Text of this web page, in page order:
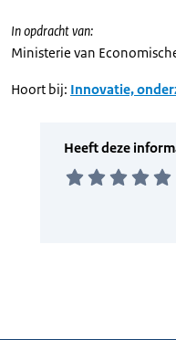
In opdracht van:
Ministerie van
Hoort bij: Innovatie,